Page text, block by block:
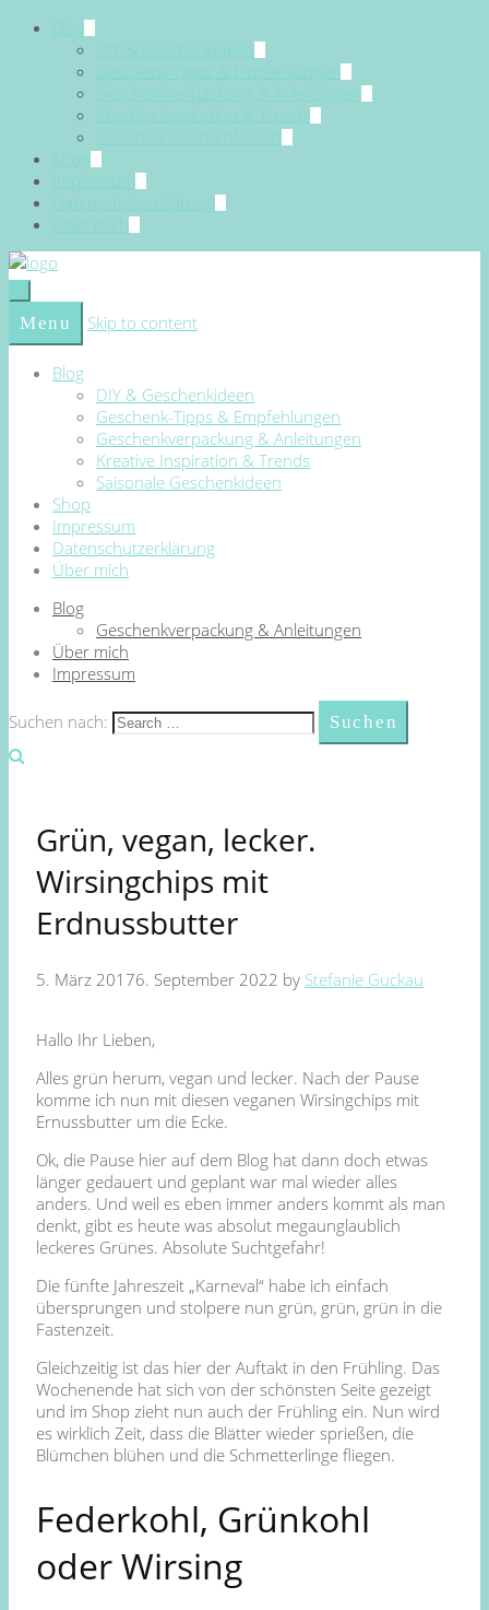
Blog
DIY & Geschenkideen
Geschenk-Tipps & Empfehlungen
Geschenkverpackung & Anleitungen
Kreative Inspiration & Trends
Saisonale Geschenkideen
Shop
Impressum
Datenschutzerklärung
Über mich
Menu Skip to content
Blog
DIY & Geschenkideen
Geschenk-Tipps & Empfehlungen
Geschenkverpackung & Anleitungen
Kreative Inspiration & Trends
Saisonale Geschenkideen
Shop
Impressum
Datenschutzerklärung
Über mich
Blog
Geschenkverpackung & Anleitungen
Über mich
Impressum
Suchen nach:
Grün, vegan, lecker.
Wirsingchips mit
Erdnussbutter
5. März 20176. September 2022 by Stefanie Guckau
Hallo Ihr Lieben,
Alles grün herum, vegan und lecker. Nach der Pause
komme ich nun mit diesen veganen Wirsingchips mit
Ernussbutter um die Ecke.
Ok, die Pause hier auf dem Blog hat dann doch etwas
länger gedauert und geplant war mal wieder alles
anders. Und weil es eben immer anders kommt als man
denkt, gibt es heute was absolut megaunglaublich
leckeres Grünes. Absolute Suchtgefahr!
Die fünfte Jahreszeit „Karneval“ habe ich einfach
übersprungen und stolpere nun grün, grün, grün in die
Fastenzeit.
Gleichzeitig ist das hier der Auftakt in den Frühling. Das
Wochenende hat sich von der schönsten Seite gezeigt
und im Shop zieht nun auch der Frühling ein. Nun wird
es wirklich Zeit, dass die Blätter wieder sprießen, die
Blümchen blühen und die Schmetterlinge fliegen.
Federkohl, Grünkohl
oder Wirsing